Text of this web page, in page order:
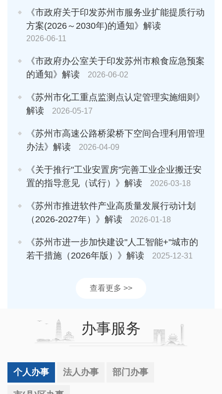
《市政府关于印发苏州市服务业扩能提质行动
方案(2026～2030年)的通知》解读
2026-06-11
《市政府办公室关于印发苏州市粮食应急预案
的通知》解读
2026-06-02
《苏州市化工重点监测点认定管理实施细则》
解读
2026-05-17
《苏州市高速公路桥梁桥下空间合理利用管理
办法》解读
2026-04-09
《关于推行"工业安置房"完善工业企业搬迁安
置的指导意见（试行）》解读
2026-03-18
《苏州市推进软件产业高质量发展行动计划
（2026-2027年）》解读
2026-01-18
《苏州市进一步加快建设"人工智能+"城市的
若干措施（2026年版）》解读
2025-12-31
查看更多 >>
办事服务
个人办事 法人办事 部门办事